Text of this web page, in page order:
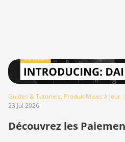
Guides & Tutoriels, Produit Mises à jour |
23 Jul 2026
Découvrez les